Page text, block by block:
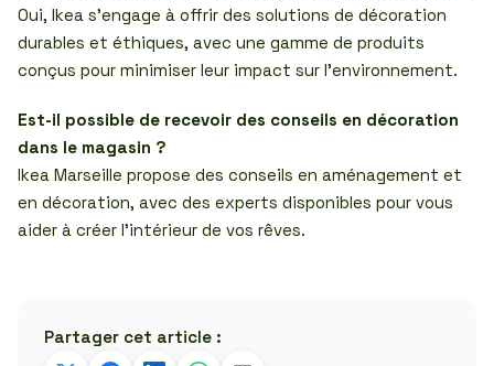
Oui, Ikea s’engage à offrir des solutions de décoration
durables et éthiques, avec une gamme de produits
conçus pour minimiser leur impact sur l’environnement.
Est-il possible de recevoir des conseils en décoration
dans le magasin ?
Ikea Marseille propose des conseils en aménagement et
en décoration, avec des experts disponibles pour vous
aider à créer l’intérieur de vos rêves.
Partager cet article :